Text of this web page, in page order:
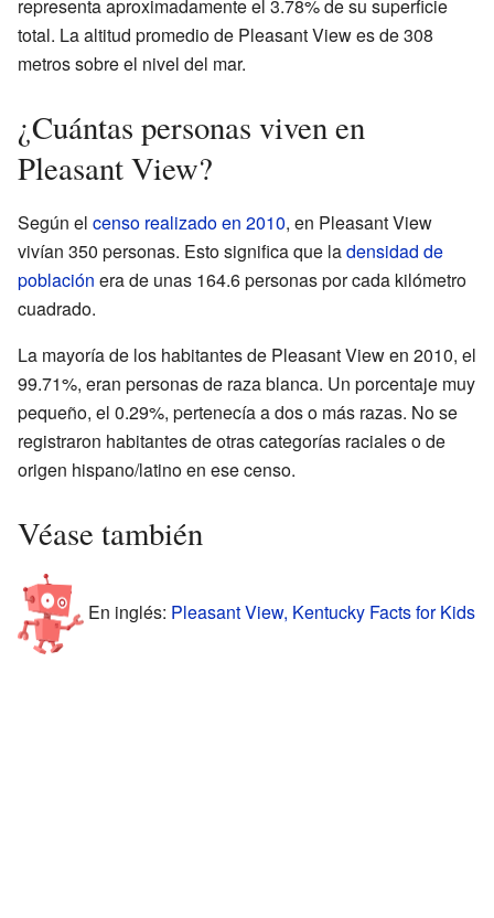
representa aproximadamente el 3.78% de su superficie
total. La altitud promedio de Pleasant View es de 308
metros sobre el nivel del mar.
¿Cuántas personas viven en
Pleasant View?
Según el censo realizado en 2010, en Pleasant View
vivían 350 personas. Esto significa que ladensidad de
población era de unas 164.6 personas por cada kilómetro
cuadrado.
La mayoría de los habitantes de Pleasant View en 2010, el
99.71%, eran personas de raza blanca. Un porcentaje muy
pequeño, el 0.29%, pertenecía a dos o más razas. No se
registraron habitantes de otras categorías raciales o de
origen hispano/latino en ese censo.
Véase también
En inglés: Pleasant View, Kentucky Facts for Kids